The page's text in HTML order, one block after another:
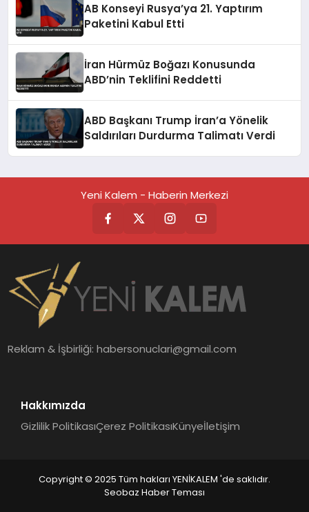
AB Konseyi Rusya’ya 21. Yaptırım
Paketini Kabul Etti
İran Hürmüz Boğazı Konusunda
ABD’nin Teklifini Reddetti
ABD Başkanı Trump İran’a Yönelik
Saldırıları Durdurma Talimatı Verdi
Yeni Kalem - Haberin Merkezi
Reklam & İşbirliği:habersonuclari@gmail.com
Hakkımızda
Gizlilik PolitikasıÇerez PolitikasıKünyeİletişim
Copyright © 2025 Tüm hakları YENİKALEM 'de saklıdır.
Seobaz Haber Teması